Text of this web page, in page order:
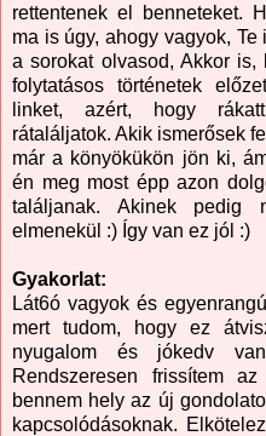
rettentenek el benneteket.
ma is úgy, ahogy vagyok,
a sorokat olvasod, Akkor
folytatásos történetek
linket, azért, hogy
rátaláljatok. Akik ismerősek
már a könyökükön jön ki,
én meg most épp azon
találjanak. Akinek
elmenekül :) Így van ez jól :)
Gyakorlat:
Lát6ó vagyok és
mert tudom, hogy ez
nyugalom és jókedv
Rendszeresen frissítem
bennem hely az új
kapcsolódásoknak.